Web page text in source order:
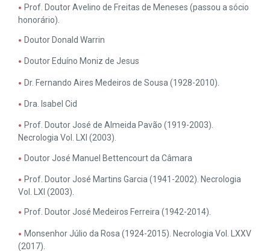
Prof. Doutor Avelino de Freitas de Meneses (passou a sócio
honorário).
Doutor Donald Warrin
Doutor Eduíno Moniz de Jesus
Dr. Fernando Aires Medeiros de Sousa (1928-2010).
Dra. Isabel Cid
Prof. Doutor José de Almeida Pavão (1919-2003).
Necrologia Vol. LXI (2003).
Doutor José Manuel Bettencourt da Câmara
Prof. Doutor José Martins Garcia (1941-2002). Necrologia
Vol. LXI (2003).
Prof. Doutor José Medeiros Ferreira (1942-2014).
Monsenhor Júlio da Rosa (1924-2015). Necrologia Vol. LXXV
(2017).